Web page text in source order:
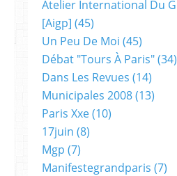
Atelier International Du
[aigp] (45)
Un Peu De Moi (45)
Débat "tours À Paris"(34)
Dans Les Revues (14)
Municipales 2008(13)
Paris Xxe(10)
17juin (8)
Mgp (7)
Manifestegrandparis (7)